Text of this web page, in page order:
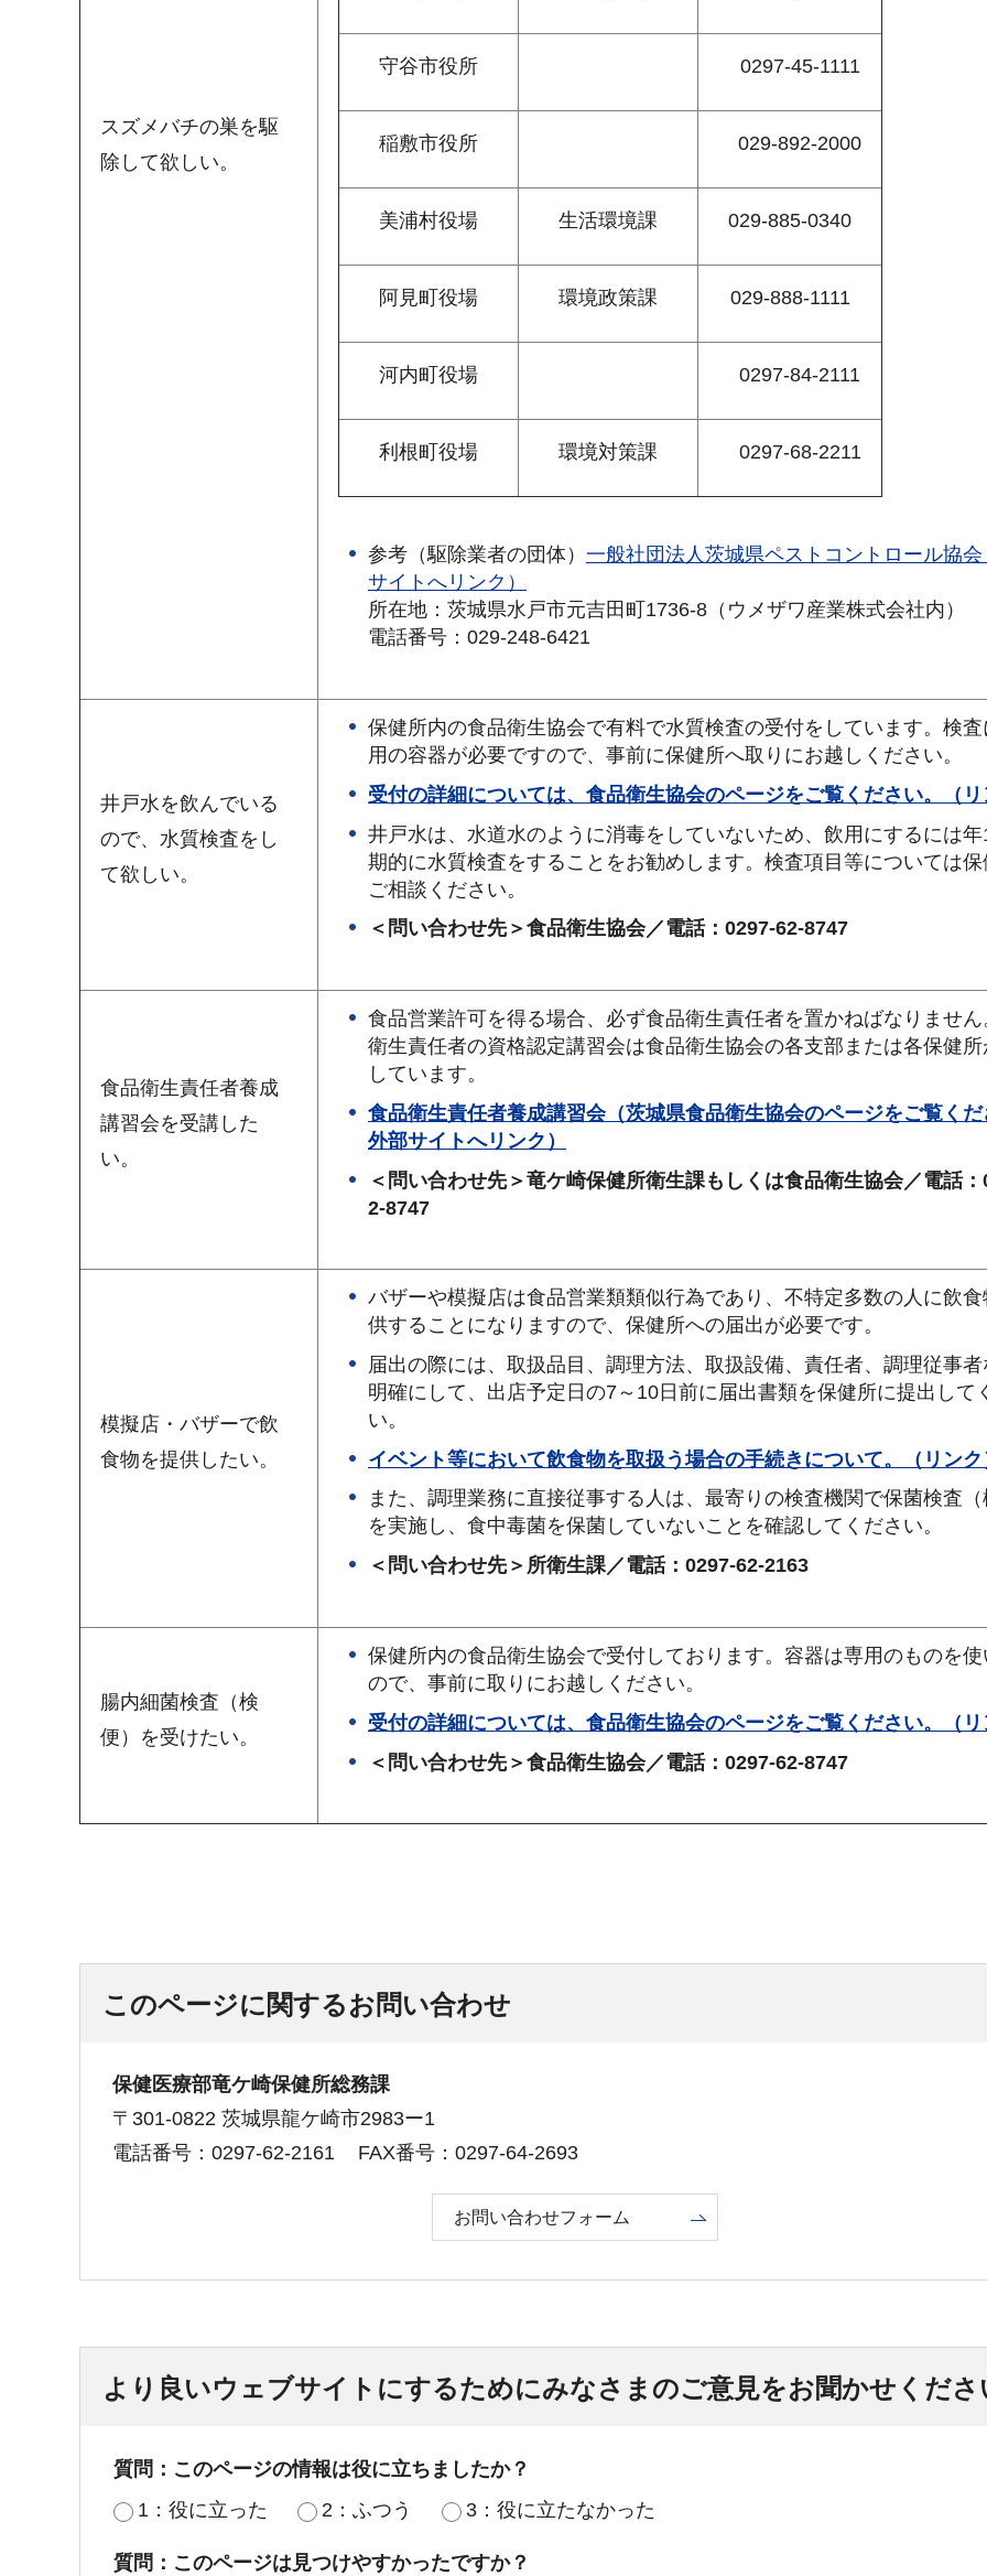
スズメバチの巣を駆
除して欲しい。
守谷市役所 0297-45-1111
稲敷市役所 029-892-2000
美浦村役場 生活環境課 029-885-0340
阿見町役場 環境政策課 029-888-1111
河内町役場 0297-84-2111
利 根町役場 環境対策課 0297-68-2211
参考（駆除業者の団体） 一般社団法人茨城県ペストコントロール協
サイトへリンク）
所在地：茨城県水戸市元吉田町1736-8（ウメザワ産業株式会社内）
電話番号：029-248-6421
井戸水を飲んでいる
ので、水質検査をし
て欲しい。
保健所内の食品衛生協会で有料で水質検査の受付をしています。検
用の容器が必要ですので、事前に保健所へ取りにお越しください。
受付の詳細については、食品衛生協会のページをご覧ください。（
井戸水は、水道水のように消毒をしていないため、飲用にするには
期的に水質検査をすることをお勧めします。検査項目等については
ご相談ください。
＜問い合わせ先＞食品衛生協会／電話：0297-62-8747
食品衛生責任者養成
講習会を受講した
い。
食品営業許可を得る場合、必ず食品衛生責任者を置かねばなりませ
衛生責任者の資格認定講習会は食品衛生協会の各支部または各保健
しています。
食品衛生責任者養成講習会（茨城県食品衛生協会のページをご覧く
外部サイトへリンク）
＜問い合わせ先＞竜ケ崎保健所衛生課もしくは食品衛生協会／電話
2-8747
模擬店・バザーで飲
食物を提供したい。
バザーや模擬店は食品営業類類似行為であり、不特定多数の人に飲
供することになりますので、保健所への届出が必要です。
届出の際には、取扱品目、調理方法、取扱設備、責任者、調理従事
明確にして、出店予定日の7～10日前に届出書類を保健所に提出して
い。
イベント等において飲食物を取扱う場合の手続きについて。（リンク
また、調理業務に直接従事する人は、最寄りの検査機関で保菌検査
を実施し、食中毒菌を保菌していないことを確認してください。
＜問い合わせ先＞所衛生課／電話：0297-62-2163
腸内細菌検査（検
便）を受けたい。
保健所内の食品衛生協会で受付しております。容器は専用のものを
ので、事前に取りにお越しください。
受付の詳細については、食品衛生協会のページをご覧ください。（
＜問い合わせ先＞食品衛生協会／電話：0297-62-8747
このページに関するお問い合わせ
保健医療部竜ケ崎保健所総務課
〒301-0822 茨城県龍ケ崎市2983ー1
電話番号：0297-62-2161
FAX番号：0297-64-2693
お問い合わせフォーム
より良いウェブサイトにするためにみなさまのご意見をお聞かせくださ
質問：このページの情報は役に立ちましたか？
1：役に立った
2：ふつう 3：役に立たなかった
質問：このページは見つけやすかったですか？